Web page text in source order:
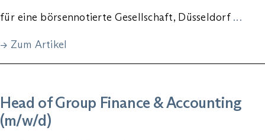
für eine börsennotierte Gesellschaft, Düsseldorf …
→ Zum Artikel
Head of Group Finance & Accounting
(m/w/d)